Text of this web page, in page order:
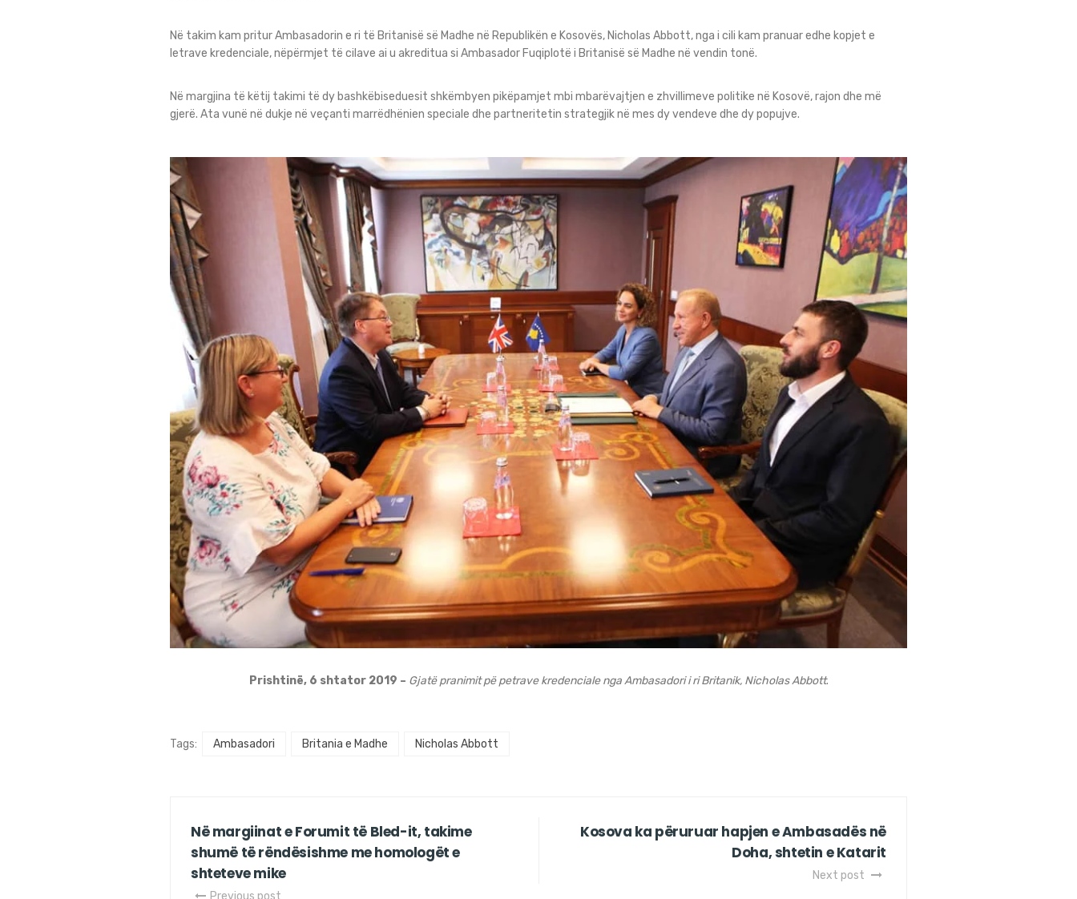
Në takim kam pritur Ambasadorin e ri të Britanisë së Madhe në Republikën e Kosovës, Nicholas Abbott, nga i cili kam pranuar edhe kopjet e
letrave kredenciale, nëpërmjet të cilave ai u akreditua si Ambasador Fuqiplotë i Britanisë së Madhe në vendin tonë.
Në margjina të këtij takimi të dy bashkëbiseduesit shkëmbyen pikëpamjet mbi mbarëvajtjen e zhvillimeve politike në Kosovë, rajon dhe më
gjerë. Ata vunë në dukje në veçanti marrëdhënien speciale dhe partneritetin strategjik në mes dy vendeve dhe dy popujve.
Prishtinë, 6 shtator 2019 – Gjatë pranimit pë petrave kredenciale nga Ambasadori i ri Britanik, Nicholas Abbott.
Tags: Ambasadori Britania e Madhe Nicholas Abbott
Në margiinat e Forumit të Bled-it, takime
shumë të rëndësishme me homologët e
shteteve mike
Kosova ka përuruar hapjen e Ambasadës në
Doha, shtetin e Katarit
Next post